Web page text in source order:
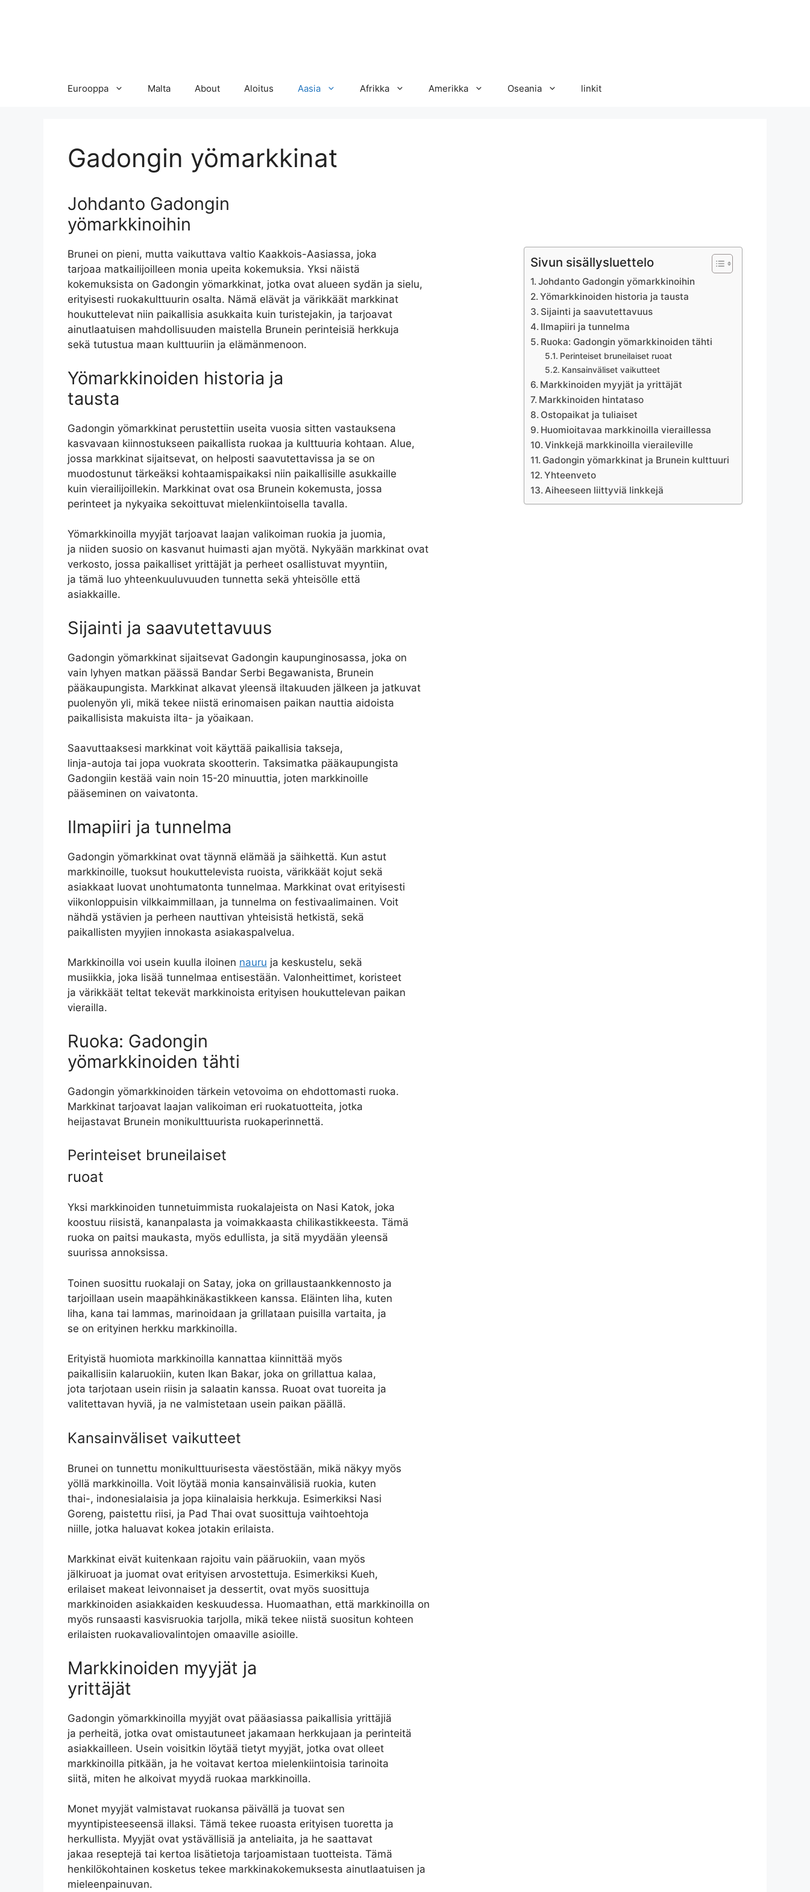
Eurooppa Malta About Aloitus Aasia Afrikka Amerikka Oseania linkit
Gadongin yömarkkinat
Johdanto Gadongin
yömarkkinoihin
Sivun sisällysluettelo
Johdanto Gadongin yömarkkinoihin
Yömarkkinoiden historia ja tausta
Sijainti ja saavutettavuus
Ilmapiiri ja tunnelma
Ruoka: Gadongin yömarkkinoiden tähti
Perinteiset bruneilaiset ruoat
Kansainväliset vaikutteet
Markkinoiden myyjät ja yrittäjät
Markkinoiden hintataso
Ostopaikat ja tuliaiset
Huomioitavaa markkinoilla vieraillessa
Vinkkejä markkinoilla vieraileville
Gadongin yömarkkinat ja Brunein kulttuuri
Yhteenveto
Aiheeseen liittyviä linkkejä
Brunei on pieni, mutta vaikuttava valtio Kaakkois-Aasiassa, joka
tarjoaa matkailijoilleen monia upeita kokemuksia. Yksi näistä
kokemuksista on Gadongin yömarkkinat, jotka ovat alueen sydän ja sielu,
erityisesti ruokakulttuurin osalta. Nämä elävät ja värikkäät markkinat
houkuttelevat niin paikallisia asukkaita kuin turistejakin, ja tarjoavat
ainutlaatuisen mahdollisuuden maistella Brunein perinteisiä herkkuja
sekä tutustua maan kulttuuriin ja elämänmenoon.
Yömarkkinoiden historia ja
tausta
Gadongin yömarkkinat perustettiin useita vuosia sitten vastauksena
kasvavaan kiinnostukseen paikallista ruokaa ja kulttuuria kohtaan. Alue,
jossa markkinat sijaitsevat, on helposti saavutettavissa ja se on
muodostunut tärkeäksi kohtaamispaikaksi niin paikallisille asukkaille
kuin vierailijoillekin. Markkinat ovat osa Brunein kokemusta, jossa
perinteet ja nykyaika sekoittuvat mielenkiintoisella tavalla.
Yömarkkinoilla myyjät tarjoavat laajan valikoiman ruokia ja juomia,
ja niiden suosio on kasvanut huimasti ajan myötä. Nykyään markkinat ovat
verkosto, jossa paikalliset yrittäjät ja perheet osallistuvat myyntiin,
ja tämä luo yhteenkuuluvuuden tunnetta sekä yhteisölle että
asiakkaille.
Sijainti ja saavutettavuus
Gadongin yömarkkinat sijaitsevat Gadongin kaupunginosassa, joka on
vain lyhyen matkan päässä Bandar Serbi Begawanista, Brunein
pääkaupungista. Markkinat alkavat yleensä iltakuuden jälkeen ja jatkuvat
puolenyön yli, mikä tekee niistä erinomaisen paikan nauttia aidoista
paikallisista makuista ilta- ja yöaikaan.
Saavuttaaksesi markkinat voit käyttää paikallisia takseja,
linja-autoja tai jopa vuokrata skootterin. Taksimatka pääkaupungista
Gadongiin kestää vain noin 15-20 minuuttia, joten markkinoille
pääseminen on vaivatonta.
Ilmapiiri ja tunnelma
Gadongin yömarkkinat ovat täynnä elämää ja säihkettä. Kun astut
markkinoille, tuoksut houkuttelevista ruoista, värikkäät kojut sekä
asiakkaat luovat unohtumatonta tunnelmaa. Markkinat ovat erityisesti
viikonloppuisin vilkkaimmillaan, ja tunnelma on festivaalimainen. Voit
nähdä ystävien ja perheen nauttivan yhteisistä hetkistä, sekä
paikallisten myyjien innokasta asiakaspalvelua.
Markkinoilla voi usein kuulla iloinen nauru ja keskustelu, sekä
musiikkia, joka lisää tunnelmaa entisestään. Valonheittimet, koristeet
ja värikkäät teltat tekevät markkinoista erityisen houkuttelevan paikan
vierailla.
Ruoka: Gadongin
yömarkkinoiden tähti
Gadongin yömarkkinoiden tärkein vetovoima on ehdottomasti ruoka.
Markkinat tarjoavat laajan valikoiman eri ruokatuotteita, jotka
heijastavat Brunein monikulttuurista ruokaperinnettä.
Perinteiset bruneilaiset
ruoat
Yksi markkinoiden tunnetuimmista ruokalajeista on Nasi Katok, joka
koostuu riisistä, kananpalasta ja voimakkaasta chilikastikkeesta. Tämä
ruoka on paitsi maukasta, myös edullista, ja sitä myydään yleensä
suurissa annoksissa.
Toinen suosittu ruokalaji on Satay, joka on grillaustaankkennosto ja
tarjoillaan usein maapähkinäkastikkeen kanssa. Eläinten liha, kuten
liha, kana tai lammas, marinoidaan ja grillataan puisilla vartaita, ja
se on erityinen herkku markkinoilla.
Erityistä huomiota markkinoilla kannattaa kiinnittää myös
paikallisiin kalaruokiin, kuten Ikan Bakar, joka on grillattua kalaa,
jota tarjotaan usein riisin ja salaatin kanssa. Ruoat ovat tuoreita ja
valitettavan hyviä, ja ne valmistetaan usein paikan päällä.
Kansainväliset vaikutteet
Brunei on tunnettu monikulttuurisesta väestöstään, mikä näkyy myös
yöllä markkinoilla. Voit löytää monia kansainvälisiä ruokia, kuten
thai-, indonesialaisia ja jopa kiinalaisia herkkuja. Esimerkiksi Nasi
Goreng, paistettu riisi, ja Pad Thai ovat suosittuja vaihtoehtoja
niille, jotka haluavat kokea jotakin erilaista.
Markkinat eivät kuitenkaan rajoitu vain pääruokiin, vaan myös
jälkiruoat ja juomat ovat erityisen arvostettuja. Esimerkiksi Kueh,
erilaiset makeat leivonnaiset ja dessertit, ovat myös suosittuja
markkinoiden asiakkaiden keskuudessa. Huomaathan, että markkinoilla on
myös runsaasti kasvisruokia tarjolla, mikä tekee niistä suositun kohteen
erilaisten ruokavaliovalintojen omaaville asioille.
Markkinoiden myyjät ja
yrittäjät
Gadongin yömarkkinoilla myyjät ovat pääasiassa paikallisia yrittäjiä
ja perheitä, jotka ovat omistautuneet jakamaan herkkujaan ja perinteitä
asiakkailleen. Usein voisitkin löytää tietyt myyjät, jotka ovat olleet
markkinoilla pitkään, ja he voitavat kertoa mielenkiintoisia tarinoita
siitä, miten he alkoivat myydä ruokaa markkinoilla.
Monet myyjät valmistavat ruokansa päivällä ja tuovat sen
myyntipisteeseensä illaksi. Tämä tekee ruoasta erityisen tuoretta ja
herkullista. Myyjät ovat ystävällisiä ja anteliaita, ja he saattavat
jakaa reseptejä tai kertoa lisätietoja tarjoamistaan tuotteista. Tämä
henkilökohtainen kosketus tekee markkinakokemuksesta ainutlaatuisen ja
mieleenpainuvan.